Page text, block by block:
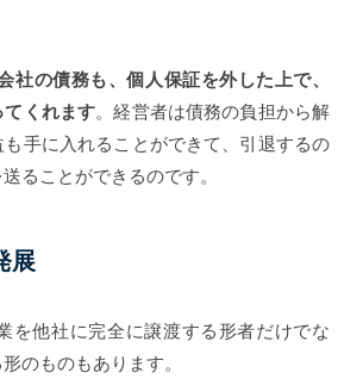
社の債務も、個人保証を外した上で、
てくれます。経営者は債務の負担から解
手に入れることができて、引退するの
ることができるのです。
展
を他社に完全に譲渡する形者だけでな
のものもあります。